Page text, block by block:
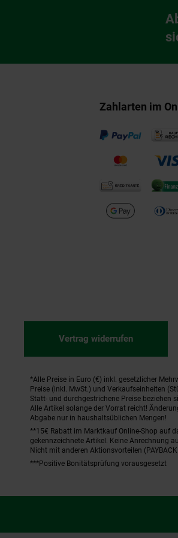
Zahlarten im
Vertrag widerrufen
Fußnoten
*Alle Preise in Euro (€) inkl. gesetzlicher
Preise (inkl. MwSt.) und Verkaufseinheiten
Statt- und durchgestrichene Preise beziehen
Alle Artikel solange der Vorrat reicht!
Abgabe nur in haushaltsüblichen Mengen!
**15€ Rabatt im Marktkauf Online-Shop auf
gekennzeichnete Artikel. Keine Anrechnung
Nicht mit anderen Aktionsvorteilen
***Positive Bonitätsprüfung vorausgesetzt